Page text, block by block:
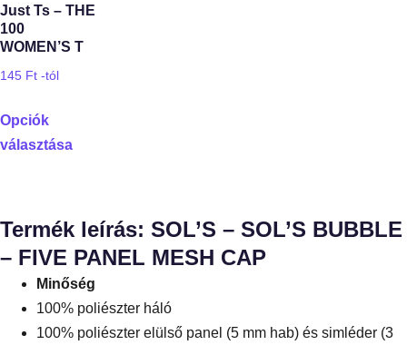
Just Ts – THE
100
WOMEN’S T
145 Ft -tól
Opciók
választása
Termék leírás: SOL’S – SOL’S BUBBLE
– FIVE PANEL MESH CAP
Minőség
100% poliészter háló
100% poliészter elülső panel (5 mm hab) és simléder (3